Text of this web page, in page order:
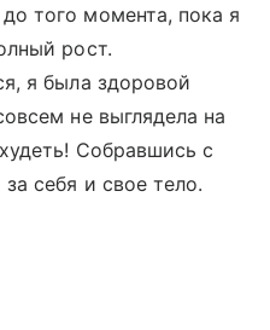
того момента, пока я
рост.
я была здоровой
не выглядела на
Собравшись с
себя и свое тело.